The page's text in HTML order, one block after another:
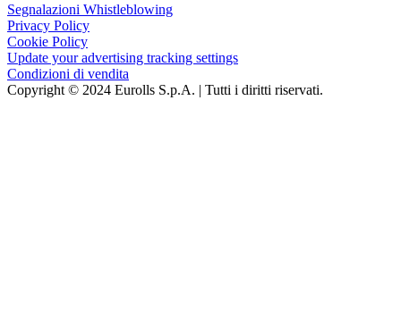
Segnalazioni Whistleblowing
Privacy Policy
Cookie Policy
Update your advertising tracking settings
Condizioni di vendita
Copyright © 2024 Eurolls S.p.A. | Tutti i diritti riservati.